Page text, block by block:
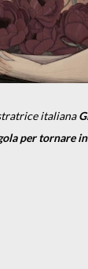
italiana
per tornare